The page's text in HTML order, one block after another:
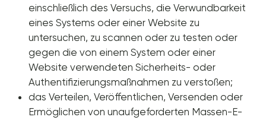
einschließlich des Versuchs, die Verwundbarkeit
eines Systems oder einer Website zu
untersuchen, zu scannen oder zu testen oder
gegen die von einem System oder einer
Website verwendeten Sicherheits- oder
Authentifizierungsmaßnahmen zu verstoßen;
das Verteilen, Veröffentlichen, Versenden oder
Ermöglichen von unaufgeforderten Massen-E-